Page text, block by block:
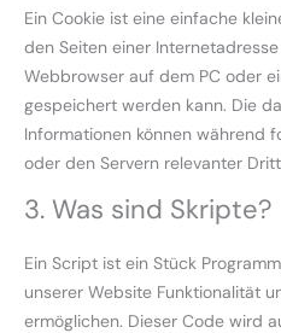
Ein Cookie ist eine einfache
den Seiten einer
Webbrowser auf dem PC oder
gespeichert werden kann. Die
Informationen können während
oder den Servern relevanter
3. Was sind Skripte?
Ein Script ist ein Stück
unserer Website Funktionalität
ermöglichen. Dieser Code wird